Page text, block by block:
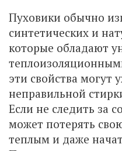
Пуховики обычно
синтетических и
которые обладают
эти свойства могут
неправильной
Если не следить за
может потерять
теплым и даже